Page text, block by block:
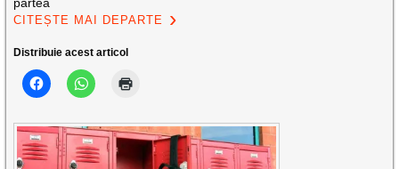
partea
CITEȘTE MAI DEPARTE
Distribuie acest articol